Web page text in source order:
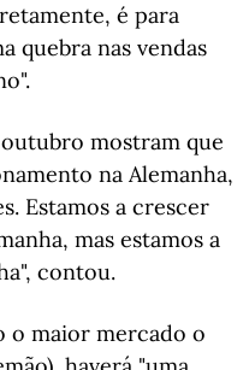
é para
quebra nas vendas
mostram que
na Alemanha,
Estamos a crescer
mas estamos a
contou.
o maior mercado o